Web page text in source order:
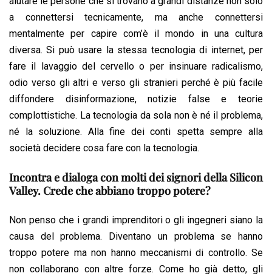
a connettersi tecnicamente, ma anche connettersi
mentalmente per capire com’è il mondo in una cultura
diversa. Si può usare la stessa tecnologia di internet, per
fare il lavaggio del cervello o per insinuare radicalismo,
odio verso gli altri e verso gli stranieri perché è più facile
diffondere disinformazione, notizie false e teorie
complottistiche. La tecnologia da sola non è né il problema,
né la soluzione. Alla fine dei conti spetta sempre alla
società decidere cosa fare con la tecnologia.
Incontra e dialoga con molti dei signori della Silicon
Valley. Crede che abbiano troppo potere?
Non penso che i grandi imprenditori o gli ingegneri siano la
causa del problema. Diventano un problema se hanno
troppo potere ma non hanno meccanismi di controllo. Se
non collaborano con altre forze. Come ho già detto, gli